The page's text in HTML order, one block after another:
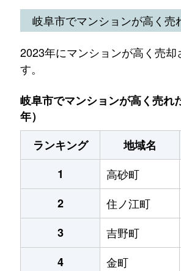
岐阜市でマンションが高く売
2023年にマンションが高く売却
す。
岐阜市でマンションが高く売れ
年）
ランキング
地域名
1
高砂町
2
住ノ江町
3
吉野町
4
金町